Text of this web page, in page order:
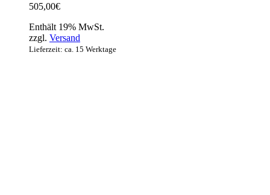
505,00€
Enthält 19% MwSt.
zzgl. Versand
Lieferzeit: ca. 15 Werktage